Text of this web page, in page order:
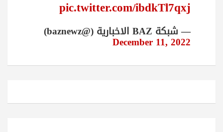
pic.twitter.com/ibdkTl7qxj
— شبكة BAZ الاخبارية (@baznewz)
December 11, 2022